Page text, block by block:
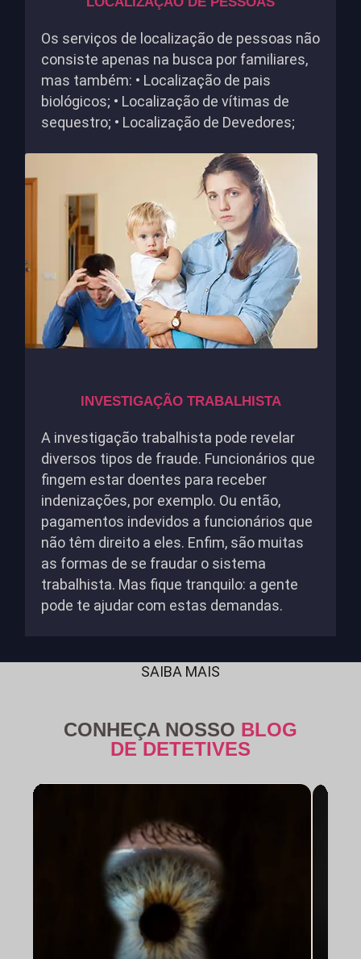
Os serviços de localização de pessoas não
consiste apenas na busca por familiares,
mas também: • Localização de pais
biológicos; • Localização de vítimas de
sequestro; • Localização de Devedores;
INVESTIGAÇÃO TRABALHISTA
A investigação trabalhista pode revelar
diversos tipos de fraude. Funcionários que
fingem estar doentes para receber
indenizações, por exemplo. Ou então,
pagamentos indevidos a funcionários que
não têm direito a eles. Enfim, são muitas
as formas de se fraudar o sistema
trabalhista. Mas fique tranquilo: a gente
pode te ajudar com estas demandas.
SAIBA MAIS
CONHEÇA NOSSO BLOG
DE DETETIVES